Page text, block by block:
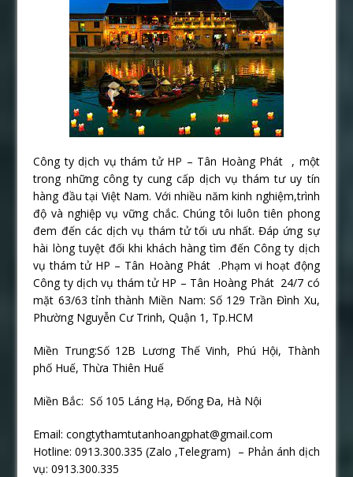
Công ty dịch vụ thám tử HP – Tân Hoàng Phát , một
trong những công ty cung cấp dịch vụ thám tư uy tín
hàng đầu tại Việt Nam. Với nhiều năm kinh nghiệm,trình
độ và nghiệp vụ vững chắc. Chúng tôi luôn tiên phong
đem đến các dịch vụ thám tử tối ưu nhất. Đáp ứng sự
hài lòng tuyệt đối khi khách hàng tìm đến Công ty dịch
vụ thám tử HP – Tân Hoàng Phát .Phạm vi hoạt động
Công ty dịch vụ thám tử HP – Tân Hoàng Phát 24/7 có
mặt 63/63 tỉnh thành Miền Nam: Số 129 Trần Đình Xu,
Phường Nguyễn Cư Trinh, Quận 1, Tp.HCM
Miền Trung:Số 12B Lương Thế Vinh, Phú Hội, Thành
phố Huế, Thừa Thiên Huế
Miền Bắc: Số 105 Láng Hạ, Đống Đa, Hà Nội
Email: congtythamtutanhoangphat@gmail.com
Hotline: 0913.300.335 (Zalo ,Telegram) – Phản ánh dịch
vụ: 0913.300.335